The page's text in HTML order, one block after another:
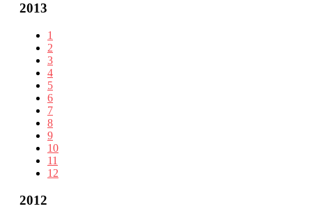
2013
1
2
3
4
5
6
7
8
9
10
11
12
2012